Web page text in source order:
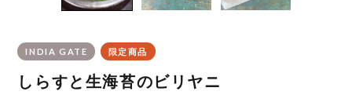
INDIA GATE 限定商品
しらすと生海苔のビリヤニ